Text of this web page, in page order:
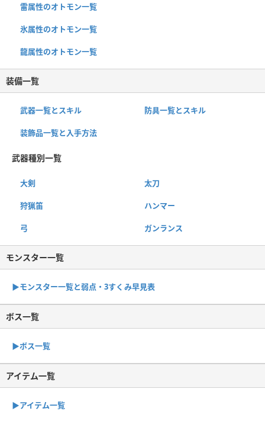
雷属性のオトモン一覧
氷属性のオトモン一覧
龍属性のオトモン一覧
装備一覧
武器一覧とスキル 防具一覧とスキル
装飾品一覧と入手方法
武器種別一覧
大剣 太刀
狩猟笛 ハンマー
弓 ガンランス
モンスター一覧
▶︎モンスター一覧と弱点・3すくみ早見表
ボス一覧
▶︎ボス一覧
アイテム一覧
▶アイテム一覧